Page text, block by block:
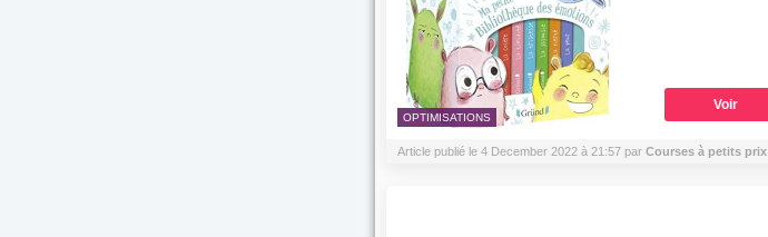
OPTIMISATIONS
Voir
Article publié le 4 December 2022 à 21:57 par Courses à petits prix